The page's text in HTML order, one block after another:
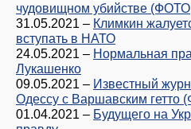
чудовищном убийстве
31.05.2021 – Климкин
вступать в НАТО
24.05.2021 – Нормальная
Лукашенко
09.05.2021 – Известный
Одессу с Варшавским гетто
01.04.2021 – Будущего на